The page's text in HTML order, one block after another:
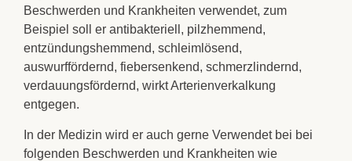
Beschwerden und Krankheiten verwendet, zum
Beispiel soll er antibakteriell , pilzhemmend,
entzündungshemmend, schleimlösend,
auswurffördernd, fiebersenkend, schmerzlindernd,
verdauungsfördernd, wirkt Arterienverkalkung
entgegen.
In der Medizin wird er auch gerne Verwendet bei bei
folgenden Beschwerden und Krankheiten wie